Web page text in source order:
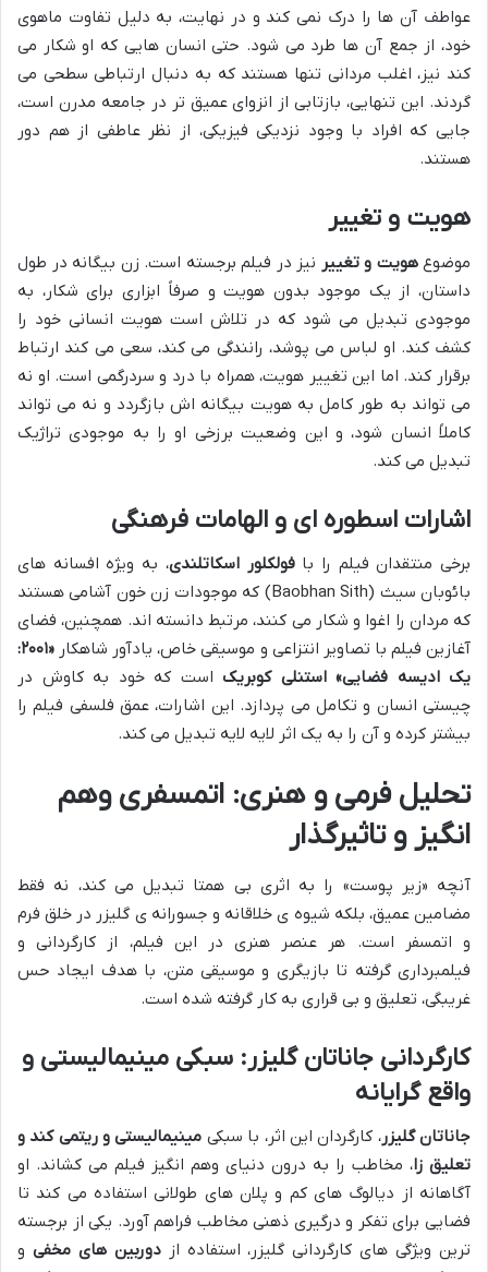
عواطف آن ها را درک نمی کند و در نهایت، به دلیل تفاوت ماهوی
خود، از جمع آن ها طرد می شود. حتی انسان هایی که او شکار می
کند نیز، اغلب مردانی تنها هستند که به دنبال ارتباطی سطحی می
گردند. این تنهایی، بازتابی از انزوای عمیق تر در جامعه مدرن است،
جایی که افراد با وجود نزدیکی فیزیکی، از نظر عاطفی از هم دور
هستند.
هویت و تغییر
موضوعهویت و تغییر نیز در فیلم برجسته است. زن بیگانه در طول
داستان، از یک موجود بدون هویت و صرفاً ابزاری برای شکار، به
موجودی تبدیل می شود که در تلاش است هویت انسانی خود را
کشف کند. او لباس می پوشد، رانندگی می کند، سعی می کند ارتباط
برقرار کند. اما این تغییر هویت، همراه با درد و سردرگمی است. او نه
می تواند به طور کامل به هویت بیگانه اش بازگردد و نه می تواند
کاملاً انسان شود، و این وضعیت برزخی او را به موجودی تراژیک
تبدیل می کند.
اشارات اسطوره ای و الهامات فرهنگی
برخی منتقدان فیلم را بافولکلور اسکاتلندی، به ویژه افسانه های
بائوبان سیث (Baobhan Sith) که موجودات زن خون آشامی هستند
که مردان را اغوا و شکار می کنند، مرتبط دانسته اند. همچنین، فضای
آغازین فیلم با تصاویر انتزاعی و موسیقی خاص، یادآور شاهکار
«۲۰۰۱:
یک ادیسه فضایی» استنلی کوبریک است که خود به کاوش در
چیستی انسان و تکامل می پردازد. این اشارات، عمق فلسفی فیلم را
بیشتر کرده و آن را به یک اثر لایه لایه تبدیل می کند.
تحلیل فرمی و هنری: اتمسفری وهم
انگیز و تاثیرگذار
آنچه «زیر پوست» را به اثری بی همتا تبدیل می کند، نه فقط
مضامین عمیق، بلکه شیوه ی خلاقانه و جسورانه ی گلیزر در خلق فرم
و اتمسفر است. هر عنصر هنری در این فیلم، از کارگردانی و
فیلمبرداری گرفته تا بازیگری و موسیقی متن، با هدف ایجاد حس
غریبگی، تعلیق و بی قراری به کار گرفته شده است.
کارگردانی جاناتان گلیزر: سبکی مینیمالیستی و
واقع گرایانه
جاناتان گلیزر، کارگردان این اثر، با سبکی مینیمالیستی و ریتمی کند و
تعلیق زا، مخاطب را به درون دنیای وهم انگیز فیلم می کشاند. او
آگاهانه از دیالوگ های کم و پلان های طولانی استفاده می کند تا
فضایی برای تفکر و درگیری ذهنی مخاطب فراهم آورد. یکی از برجسته
ترین ویژگی های کارگردانی گلیزر، استفاده ازدوربین های مخفی و